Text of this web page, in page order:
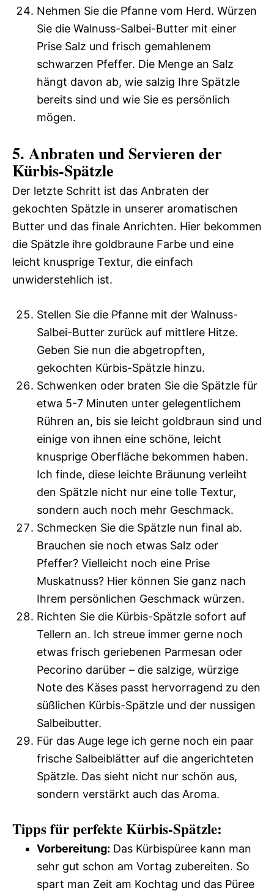
Nehmen Sie die Pfanne vom Herd. Würzen
Sie die Walnuss-Salbei-Butter mit einer
Prise Salz und frisch gemahlenem
schwarzen Pfeffer. Die Menge an Salz
hängt davon ab, wie salzig Ihre Spätzle
bereits sind und wie Sie es persönlich
mögen.
5. Anbraten und Servieren der
Kürbis-Spätzle
Der letzte Schritt ist das Anbraten der
gekochten Spätzle in unserer aromatischen
Butter und das finale Anrichten. Hier bekommen
die Spätzle ihre goldbraune Farbe und eine
leicht knusprige Textur, die einfach
unwiderstehlich ist.
Stellen Sie die Pfanne mit der Walnuss-
Salbei-Butter zurück auf mittlere Hitze.
Geben Sie nun die abgetropften,
gekochten Kürbis-Spätzle hinzu.
Schwenken oder braten Sie die Spätzle für
etwa 5-7 Minuten unter gelegentlichem
Rühren an, bis sie leicht goldbraun sind und
einige von ihnen eine schöne, leicht
knusprige Oberfläche bekommen haben.
Ich finde, diese leichte Bräunung verleiht
den Spätzle nicht nur eine tolle Textur,
sondern auch noch mehr Geschmack.
Schmecken Sie die Spätzle nun final ab.
Brauchen sie noch etwas Salz oder
Pfeffer? Vielleicht noch eine Prise
Muskatnuss? Hier können Sie ganz nach
Ihrem persönlichen Geschmack würzen.
Richten Sie die Kürbis-Spätzle sofort auf
Tellern an. Ich streue immer gerne noch
etwas frisch geriebenen Parmesan oder
Pecorino darüber – die salzige, würzige
Note des Käses passt hervorragend zu den
süßlichen Kürbis-Spätzle und der nussigen
Salbeibutter.
Für das Auge lege ich gerne noch ein paar
frische Salbeiblätter auf die angerichteten
Spätzle. Das sieht nicht nur schön aus,
sondern verstärkt auch das Aroma.
Tipps für perfekte Kürbis-Spätzle:
Vorbereitung: Das Kürbispüree kann man
sehr gut schon am Vortag zubereiten. So
spart man Zeit am Kochtag und das Püree